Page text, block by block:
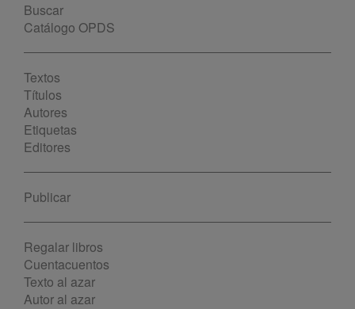
Buscar
Catálogo OPDS
Textos
Títulos
Autores
Etiquetas
Editores
Publicar
Regalar libros
Cuentacuentos
Texto al azar
Autor al azar